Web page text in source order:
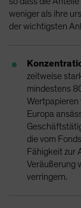
weniger als ihre
der wichtigsten
zeitweise
mindestens
Wertpapieren
Europa
die vom
Fähigkeit zur
Veräußerung
verringern.